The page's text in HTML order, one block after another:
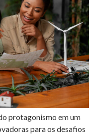
protagonismo em um
para os desafios